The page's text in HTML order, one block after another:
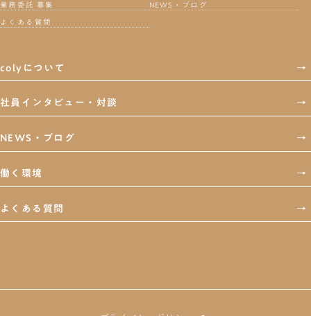
業務委託 募集 NEWS・ブログ
よくある質問
colyについて →
社員インタビュー・対談 →
NEWS・ブログ →
働く環境 →
よくある質問 →